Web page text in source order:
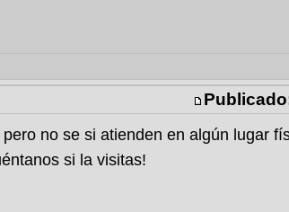
no se si atienden en algún lugar
si la visitas!